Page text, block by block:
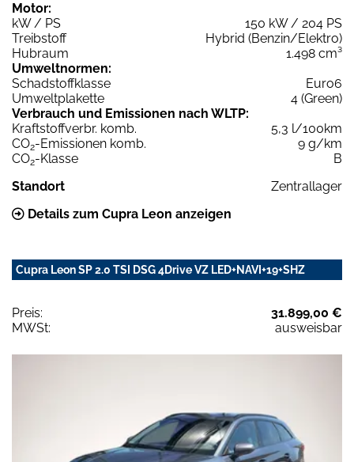
Motor:
kW / PS
150 kW / 204 PS
Treibstoff
Hybrid (Benzin/Elektro)
Hubraum
1.498 cm³
Umweltnormen:
Schadstoffklasse
Euro6
Umweltplakette
4 (Green)
Verbrauch und Emissionen nach WLTP:
Kraftstoffverbr. komb.
5,3 l/100km
CO2-Emissionen komb.
9 g/km
CO2-Klasse
B
Standort
Zentrallager
Details zum Cupra Leon anzeigen
Cupra Leon SP 2.0 TSI DSG 4Drive VZ LED+NAVI+19+SHZ
Preis:
31.899,00 €
MWSt:
ausweisbar